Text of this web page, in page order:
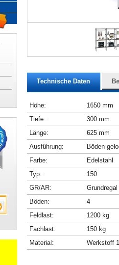
Technische Daten
Höhe:
1650 mm
Tiefe:
300 mm
Länge:
625 mm
Ausführung:
Böden
Farbe:
Edelstahl
Typ:
150
GR/AR:
Grundregal
Böden:
4
Feldlast:
1200 kg
Fachlast:
150 kg
Material:
Werkstoff